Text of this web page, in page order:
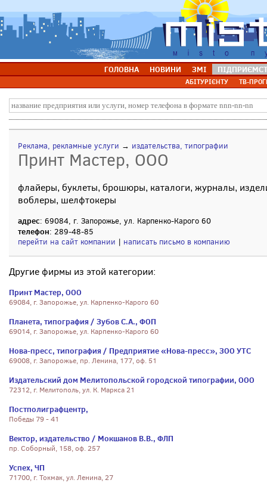
ГОЛОВНА НОВИНИ ЗМІ
АБІТУРІЄНТУ ТВ-
Реклама, рекламные услуги → издательства, типографии
Принт Мастер, ООО
флайеры, буклеты, брошюры, каталоги, журналы,
воблеры, шелфтокеры
адрес: 69084, г. Запорожье, ул. Карпенко-Карого 60
телефон: 289-48-85
перейти на сайт компании | написать письмо в компанию
Другие фирмы из этой категории:
Принт Мастер, ООО
69084, г. Запорожье, ул. Карпенко-Карого 60
Планета, типография / Зубов С.А., ФОП
69014, г. Запорожье, ул. Карпенко-Карого 60
Нова-пресс, типография / Предприятие «Нова-пресс», ЗОО УТС
69008, г. Запорожье, пр. Ленина, 177, оф. 51
Издательский дом Мелитопольской городской типографии, ООО
72312, г. Мелитополь, ул. К. Маркса 21
Постполиграфцентр,
Победы 79 - 41
Вектор, издательство / Мокшанов В.В., ФЛП
пр. Соборный, 158, оф. 257
Успех, ЧП
71700, г. Токмак, ул. Ленина, 27